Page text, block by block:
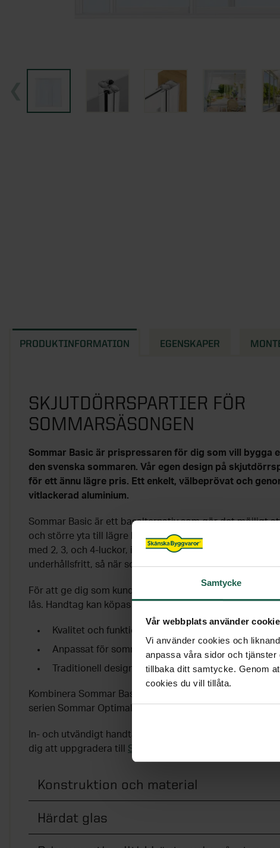
Samtycke
Vår webbplats använder
Vi använder cookies och
anpassa våra sidor och
tillbaka ditt samtycke. Genom
cookies du vill tillåta.
PRODUKTINFORMATION EGENSKAPER
SKJUTDÖRRSPARTIER FÖR
SOMMARSÄSONGEN
Sommar Basic är prispressaren för dig som vill bygga
den svenska sommaren. Vår egen design på
för ett ännu lägre pris. Ett enkelt, välbeprövat och
vitlackerad aluminium.
Sommar Basic är ett basalternativ som gör det möjligt
och större yta till lägre kostnad. Utan att tumma på
med 2, 3, och 4-luckor, i bredder från 150 - 410 cm i
underhållsfritt, så när som på vanlig rengöring och
För att ge dig som kund ett så bra pris som möjligt
lås. Handtag kan köpas till separat.
Kvalitet och funktion till riktigt bra pris
Anpassat för sommarsäsongen
Traditionell design med vita aluminiumprofiler
Kombinera Sommar Basic skjutpartier med skjutbara
serien Sommar Optimal som matchar i utseende.
In- och utvändigt handtag finns som tillval. Önskar du
dig att uppgradera till Sommar Optimal som också finns
Konstruktion och material
Härdat glas